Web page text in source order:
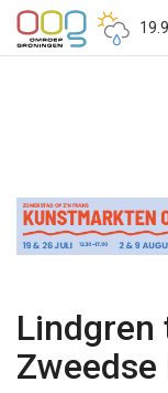
Lindgren
Zweedse